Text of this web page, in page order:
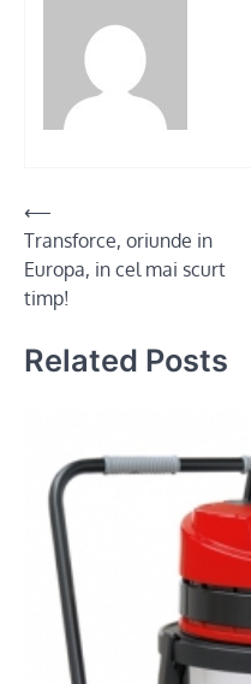
Post
navigation
⟵
Transforce, oriunde in
Europa, in cel mai scurt
timp!
Related Posts